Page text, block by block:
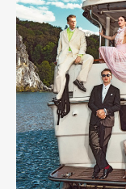
Apetit
Svět